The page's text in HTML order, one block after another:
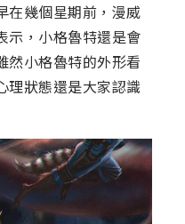
在幾個星期前，漫威
示，小格魯特還是會
然小格魯特的外形看
理狀態還是大家認識